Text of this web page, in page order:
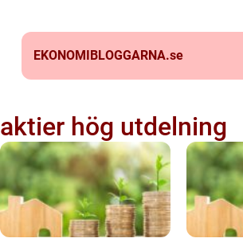
EKONOMIBLOGGARNA.se
aktier hög utdelning